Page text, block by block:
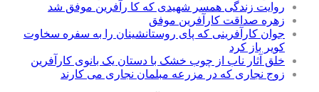
روایت زندگی همسر شهیدی که کا رآفرین موفق شد
زهره صداقت کارآفرین موفق
جوان کارآفرینی که پای روستانشینان را به سفره سخاوت
کویر باز کرد
خلق آثار ناب از چوب خشک با دستان یک بانوی کارآفرین
زوج نجاری که در مزرعه مبلمان نجاری می کارند